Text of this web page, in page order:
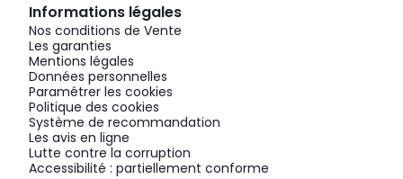
Informations légales
Nos conditions de Vente
Les garanties
Mentions légales
Données personnelles
Paramétrer les cookies
Politique des cookies
Système de recommandation
Les avis en ligne
Lutte contre la corruption
Accessibilité : partiellement conforme